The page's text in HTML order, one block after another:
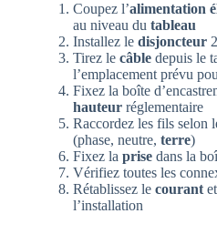
Coupez l’alimentation
au niveau du tableau
Installez le disjoncteur
Tirez le câble depuis le
l’emplacement prévu
Fixez la boîte
hauteur réglementaire
Raccordez les fils selon
(phase, neutre, terre)
Fixez la prise dans la
Vérifiez toutes les
Rétablissez le courant
l’installation